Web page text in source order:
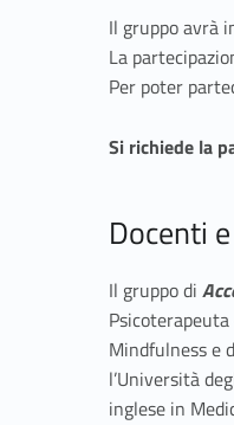
m
a
T
r
e
Il gruppo avrà
La
Per poter
Si richiede la
Docenti
Il gruppo di
Mindfulness e
l’Università
inglese in